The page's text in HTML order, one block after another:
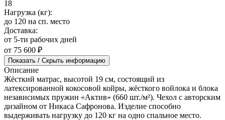
18
Нагрузка (кг):
до 120 на сп. место
Доставка:
от 5-ти рабочих дней
от 75 600 ₽
Показать / Скрыть информацию
Описание
Жёсткий матрас, высотой 19 см, состоящий из
латексированной кокосовой койры, жёсткого войлока и блока
независимых пружин «Актив» (660 шт./м²). Чехол с авторским
дизайном от Никаса Сафронова. Изделие способно
выдерживать нагрузку до 120 кг на одно спальное место.